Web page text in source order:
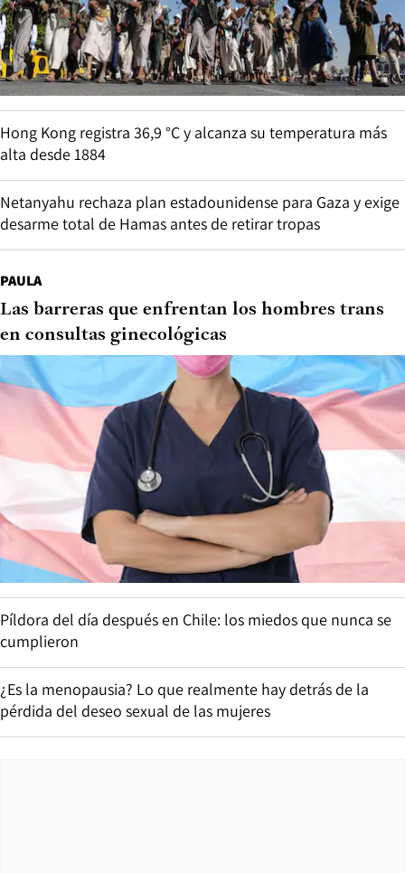
Hong Kong registra 36,9 °C y alcanza su temperatura más
alta desde 1884
Netanyahu rechaza plan estadounidense para Gaza y exige
desarme total de Hamas antes de retirar tropas
PAULA
Las barreras que enfrentan los hombres trans
en consultas ginecológicas
Píldora del día después en Chile: los miedos que nunca se
cumplieron
¿Es la menopausia? Lo que realmente hay detrás de la
pérdida del deseo sexual de las mujeres